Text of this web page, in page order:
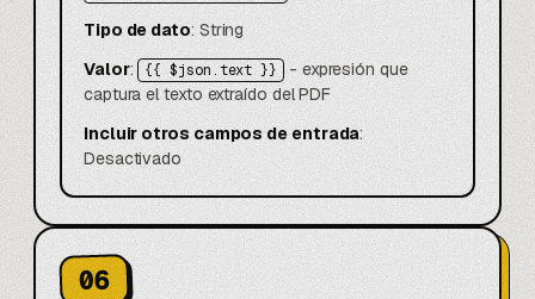
Tipo de dato: String
Valor: {{ $json.text }}
- expresión que
captura el texto extraído del PDF
Incluir otros campos de entrada:
Desactivado
06